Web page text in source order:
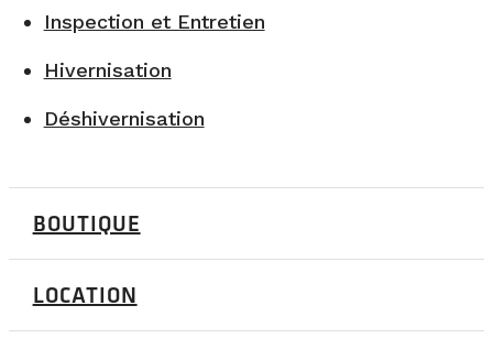
Inspection et Entretien
Hivernisation
Déshivernisation
BOUTIQUE
LOCATION